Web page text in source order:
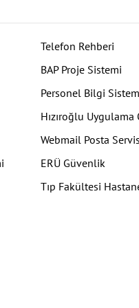
Telefon Rehberi
BAP Proje Sistemi
Personel Bilgi
Hızıroğlu Uygulama
Webmail Posta
ERÜ Güvenlik
Tıp Fakültesi